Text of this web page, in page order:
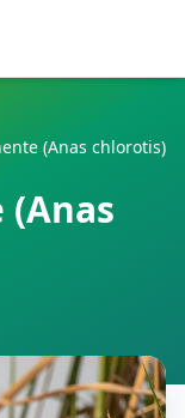
(Anas chlorotis)